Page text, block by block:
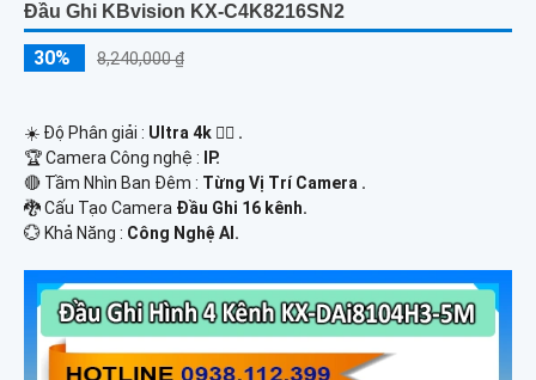
Đầu Ghi KBvision KX-C4K8216SN2
30% 8,240,000 ₫
☀️ Độ Phân giải : Ultra 4k 👍🏾 .
🏆 Camera Công nghệ :
IP.
🔴 Tầm Nhìn Ban Đêm : Từng Vị Trí Camera .
🐉️ Cấu Tạo Camera Đầu Ghi 16 kênh.
️💮 Khả Năng : Công Nghệ AI.